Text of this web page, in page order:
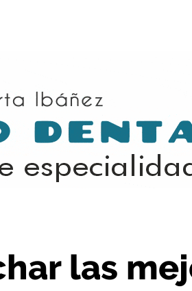
ofertas en el Cyber Day sin comprar de más?
las